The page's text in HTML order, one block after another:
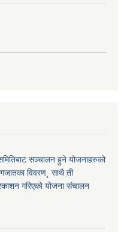
सञ्चालन हुने योजनाहरुको
विवरण¸ साथै ती
गरिएको योजना संचालन